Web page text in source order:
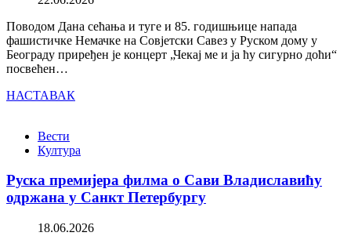
Поводом Дана сећања и туге и 85. годишњице напада
фашистичке Немачке на Совјетски Савез у Руском дому у
Београду приређен је концерт „Чекај ме и ја ћу сигурно доћи“
посвећен…
НАСТАВАК
Вести
Култура
Руска премијера филма о Сави Владиславићу
одржана у Санкт Петербургу
18.06.2026